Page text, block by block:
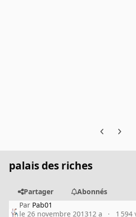
Previous
Next
palais des riches
Partager
Abonnés
Par Pab01
le 26 novembre 201312 a
1 594